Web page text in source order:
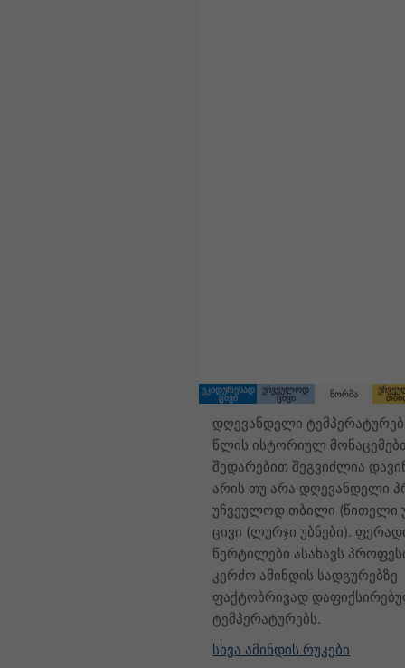
უკიდურესად
ცივი
უჩვეულოდ
ცივი
ნორმა
დღევანდელი
წლის ისტორიულ
შედარებით შეგვიძლია
არის თუ არა დღევანდელი
უჩვეულოდ თბილი (წითელი
ცივი (ლურჯი უბნები).
წერტილები ასახავს
კერძო ამინდის სადგურებზე
ფაქტობრივად
ტემპერატურებს.
სხვა ამინდის რუკები